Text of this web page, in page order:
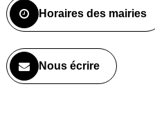
Horaires des mairies
Nous écrire